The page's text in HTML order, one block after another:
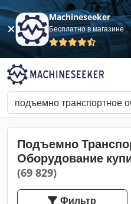
Machineseeker
Бесплатно в магазине
Подъемно
Оборудование
(69 829)
Фильтр